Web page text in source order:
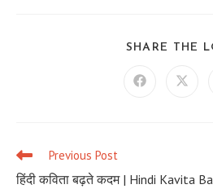
SHARE THE
Opens Opens
Read
more
articles
Previous Post
हिंदी कविता बढ़ते कदम | Hindi Kavita